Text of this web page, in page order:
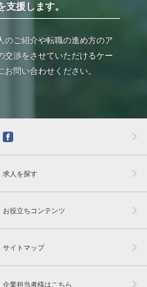
支援します。
のご紹介や転職の進め方のア
交渉をさせていただけるケー
問い合わせください。
求人を探す
お役立ちコンテンツ
サイトマップ
企業担当者様はこちら